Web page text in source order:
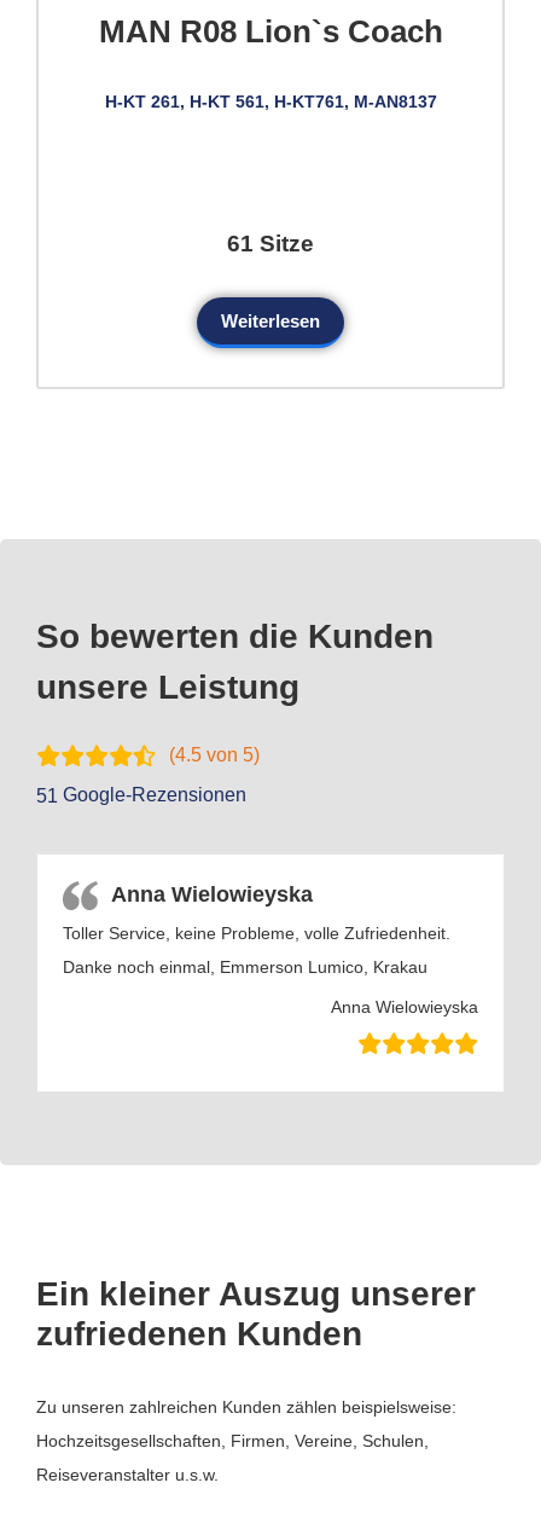
MAN R08 Lion`s Coach
H-KT 261, H-KT 561, H-KT761, M-AN8137
61 Sitze
Weiterlesen
So bewerten die Kunden
unsere Leistung
(4.5 von 5)
51 Google-Rezensionen
Anna Wielowieyska
Toller Service, keine Probleme, volle Zufriedenheit.
Danke noch einmal, Emmerson Lumico, Krakau
Anna Wielowieyska
Ein kleiner Auszug unserer
zufriedenen Kunden
Zu unseren zahlreichen Kunden zählen beispielsweise:
Hochzeitsgesellschaften, Firmen, Vereine, Schulen,
Reiseveranstalter u.s.w.